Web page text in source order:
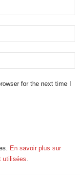
for the next time I
En savoir plus sur
utilisées.